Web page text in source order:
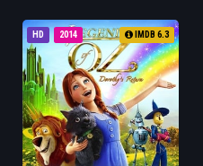
HD 2014 IMDB 6.3